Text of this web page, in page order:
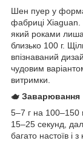
Шен пуер у
фабриці Xiaguan.
який роками
близько 100 г.
впізнаваний
чудовим
витримки.
🫖 Заварювання
5–7 г на 100–150
15–25 секунд,
багато настоїв і